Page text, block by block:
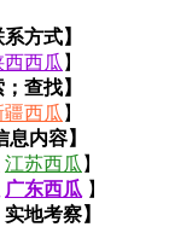
方式】
西西瓜 】
查找】
疆西瓜 】
内容】
江苏西瓜 】
广东西瓜 】
地考察】